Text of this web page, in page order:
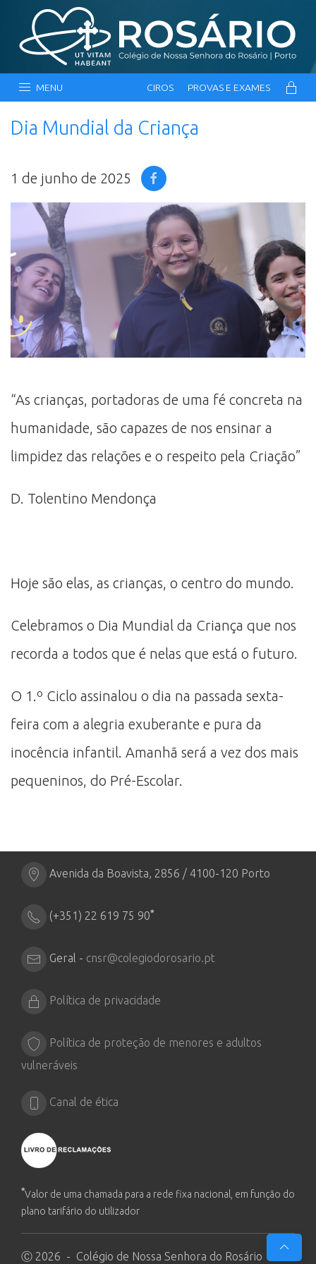
MENU CIROS PROVAS E EXAMES
Dia Mundial da Criança
1 de junho de 2025
“As crianças, portadoras de uma fé concreta na
humanidade, são capazes de nos ensinar a
limpidez das relações e o respeito pela Criação”
D. Tolentino Mendonça
Hoje são elas, as crianças, o centro do mundo.
Celebramos o Dia Mundial da Criança que nos
recorda a todos que é nelas que está o futuro.
O 1.º Ciclo assinalou o dia na passada sexta-
feira com a alegria exuberante e pura da
inocência infantil. Amanhã será a vez dos mais
pequeninos, do Pré-Escolar.
Avenida da Boavista, 2856 / 4100-120 Porto
(+351) 22 619 75 90*
Geral - cnsr@colegiodorosario.pt
Política de privacidade
Política de proteção de menores e adultos
vulneráveis
Canal de ética
*Valor de uma chamada para a rede fixa nacional, em função do
plano tarifário do utilizador
Ⓒ 2026 - Colégio de Nossa Senhora do Rosário